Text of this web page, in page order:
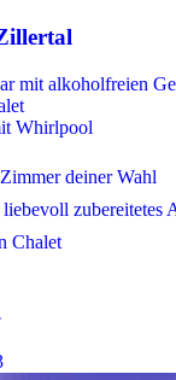
mit alkoholfreien
Whirlpool
deiner Wahl
zubereitetes
Chalet